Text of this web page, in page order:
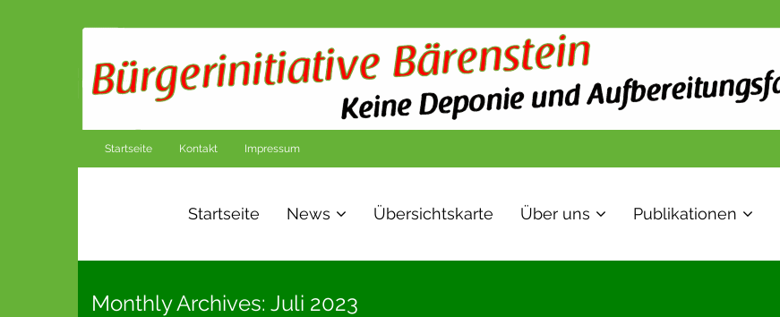
Startseite Kontakt Impressum
Startseite News Übersichtskarte Über uns Publikationen
Monthly Archives: Juli 2023